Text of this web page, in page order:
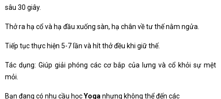
sâu 30 giây.
Thở ra hạ cổ và hạ đầu xuống sàn, hạ chân về tư thế nằm ngửa.
Tiếp tục thực hiện 5-7 lần và hít thở đều khi giữ thế.
Tác dụng: Giúp giải phóng các cơ bắp của lưng và cổ khỏi sự mệt
mỏi.
Bạn đang có nhu cầu họcYoga nhưng không thể đến các